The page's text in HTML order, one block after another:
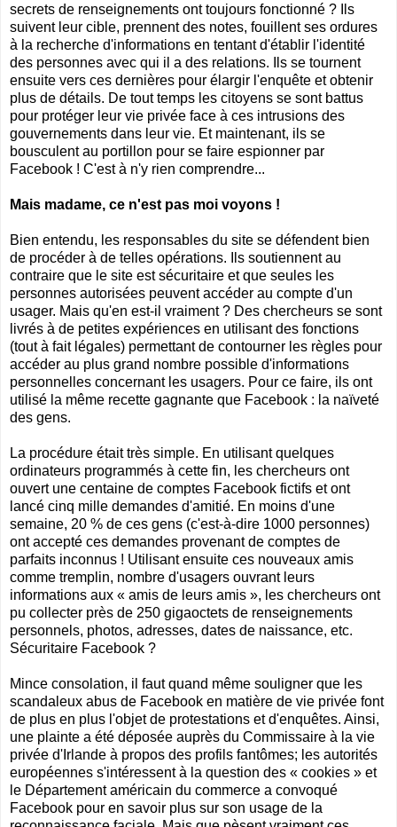
secrets de renseignements ont toujours fonctionné ? Ils
suivent leur cible, prennent des notes, fouillent ses ordures
à la recherche d'informations en tentant d'établir l'identité
des personnes avec qui il a des relations. Ils se tournent
ensuite vers ces dernières pour élargir l'enquête et obtenir
plus de détails. De tout temps les citoyens se sont battus
pour protéger leur vie privée face à ces intrusions des
gouvernements dans leur vie. Et maintenant, ils se
bousculent au portillon pour se faire espionner par
Facebook ! C'est à n'y rien comprendre...
Mais madame, ce n'est pas moi voyons !
Bien entendu, les responsables du site se défendent bien
de procéder à de telles opérations. Ils soutiennent au
contraire que le site est sécuritaire et que seules les
personnes autorisées peuvent accéder au compte d'un
usager. Mais qu'en est-il vraiment ? Des chercheurs se sont
livrés à de petites expériences en utilisant des fonctions
(tout à fait légales) permettant de contourner les règles pour
accéder au plus grand nombre possible d'informations
personnelles concernant les usagers. Pour ce faire, ils ont
utilisé la même recette gagnante que Facebook : la naïveté
des gens.
La procédure était très simple. En utilisant quelques
ordinateurs programmés à cette fin, les chercheurs ont
ouvert une centaine de comptes Facebook fictifs et ont
lancé cinq mille demandes d'amitié. En moins d'une
semaine, 20 % de ces gens (c'est-à-dire 1000 personnes)
ont accepté ces demandes provenant de comptes de
parfaits inconnus ! Utilisant ensuite ces nouveaux amis
comme tremplin, nombre d'usagers ouvrant leurs
informations aux « amis de leurs amis », les chercheurs ont
pu collecter près de 250 gigaoctets de renseignements
personnels, photos, adresses, dates de naissance, etc.
Sécuritaire Facebook ?
Mince consolation, il faut quand même souligner que les
scandaleux abus de Facebook en matière de vie privée font
de plus en plus l'objet de protestations et d'enquêtes. Ainsi,
une plainte a été déposée auprès du Commissaire à la vie
privée d'Irlande à propos des profils fantômes; les autorités
européennes s'intéressent à la question des « cookies » et
le Département américain du commerce a convoqué
Facebook pour en savoir plus sur son usage de la